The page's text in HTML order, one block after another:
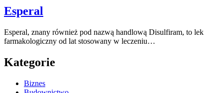
Esperal
Esperal, znany również pod nazwą handlową Disulfiram, to lek
farmakologiczny od lat stosowany w leczeniu…
Kategorie
Biznes